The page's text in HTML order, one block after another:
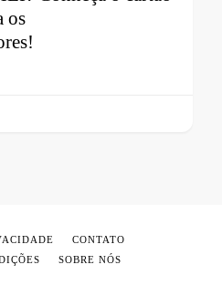
os
CONTATO
SOBRE NÓS